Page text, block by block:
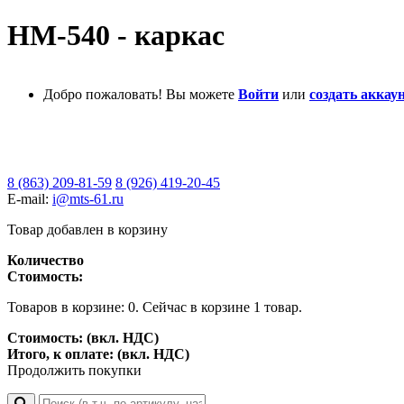
HM-540 - каркас
Добро пожаловать! Вы можете Войти или создать
8 (863) 209-81-59 8 (926) 419-20-45
E-mail: i@mts-61.ru
Товар добавлен в корзину
Количество
Стоимость:
Товаров в корзине: 0. Сейчас в корзине 1 товар.
Стоимость: (вкл. НДС)
Итого, к оплате: (вкл. НДС)
Продолжить покупки